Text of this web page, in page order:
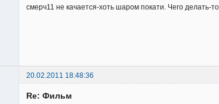
смерч11 не качается-хоть шаром покати. Чего делать-
20.02.2011 18:48:36
Re: Фильм